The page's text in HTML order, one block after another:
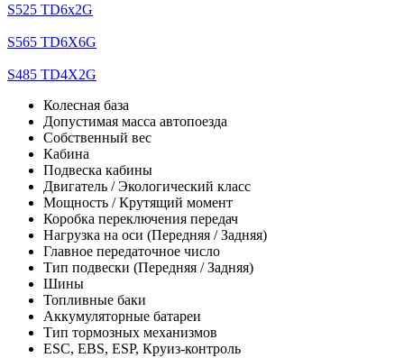
S525 TD6x2G
S565 TD6X6G
S485 TD4X2G
Колесная база
Допустимая масса автопоезда
Собственный вес
Кабина
Подвеска кабины
Двигатель / Экологический класс
Мощность / Крутящий момент
Коробка переключения передач
Нагрузка на оси (Передняя / Задняя)
Главное передаточное число
Тип подвески (Передняя / Задняя)
Шины
Топливные баки
Аккумуляторные батареи
Тип тормозных механизмов
ESC, EBS, ESP, Круиз-контроль